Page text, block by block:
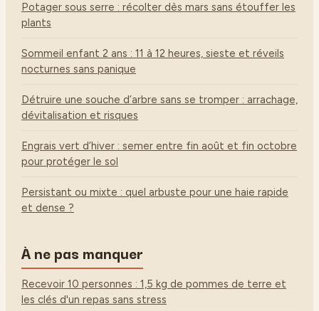
Potager sous serre : récolter dès mars sans étouffer les
plants
Sommeil enfant 2 ans : 11 à 12 heures, sieste et réveils
nocturnes sans panique
Détruire une souche d’arbre sans se tromper : arrachage,
dévitalisation et risques
Engrais vert d’hiver : semer entre fin août et fin octobre
pour protéger le sol
Persistant ou mixte : quel arbuste pour une haie rapide
et dense ?
À ne pas manquer
Recevoir 10 personnes : 1,5 kg de pommes de terre et
les clés d'un repas sans stress